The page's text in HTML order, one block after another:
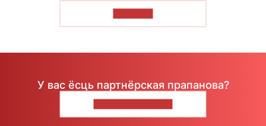
У вас ёсць партнёрская прапанова?